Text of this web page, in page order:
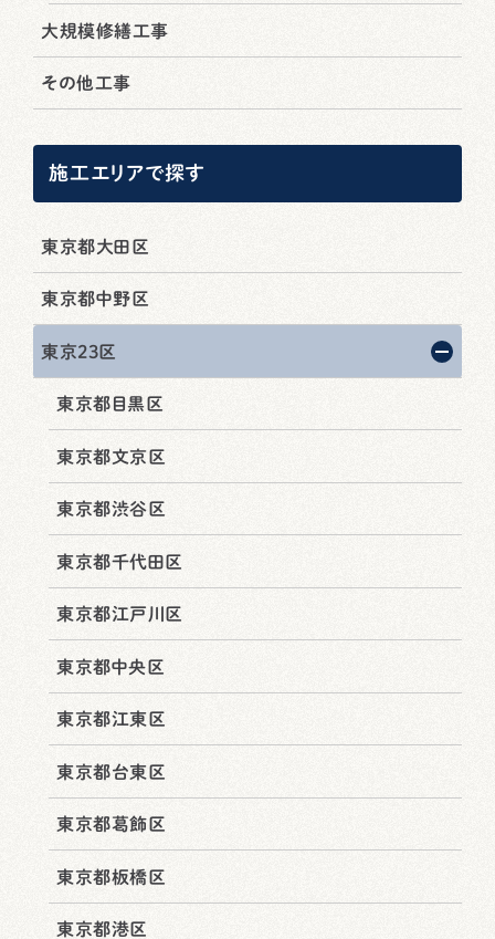
大規模修繕工事
その他工事
施工エリアで探す
東京都大田区
東京都中野区
東京23区
東京都目黒区
東京都文京区
東京都渋谷区
東京都千代田区
東京都江戸川区
東京都中央区
東京都江東区
東京都台東区
東京都葛飾区
東京都板橋区
東京都港区